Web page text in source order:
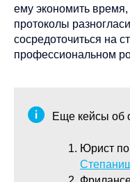
ему экономить
протоколы
сосредоточиться на
профессиональном
Еще кейсы об
Юрист